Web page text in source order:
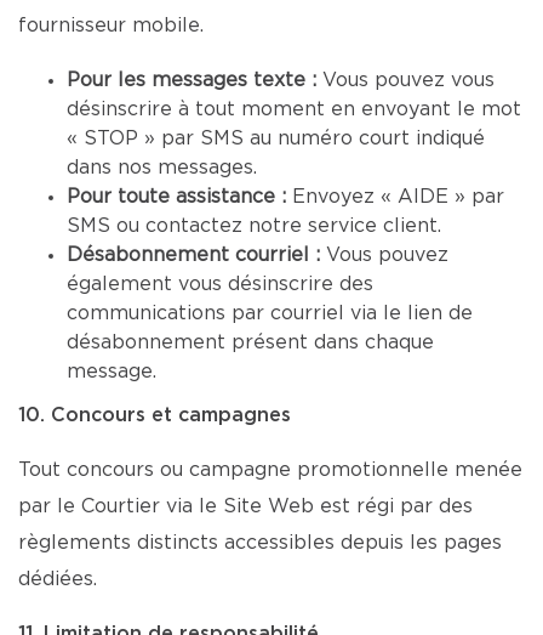
fournisseur mobile.
Pour les messages texte : Vous pouvez vous
désinscrire à tout moment en envoyant le mot
« STOP » par SMS au numéro court indiqué
dans nos messages.
Pour toute assistance : Envoyez « AIDE » par
SMS ou contactez notre service client.
Désabonnement courriel : Vous pouvez
également vous désinscrire des
communications par courriel via le lien de
désabonnement présent dans chaque
message.
10. Concours et campagnes
Tout concours ou campagne promotionnelle menée
par le Courtier via le Site Web est régi par des
règlements distincts accessibles depuis les pages
dédiées.